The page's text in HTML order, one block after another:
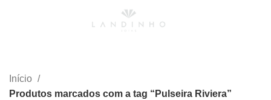
Início
Produtos marcados com a tag “Pulseira Riviera”